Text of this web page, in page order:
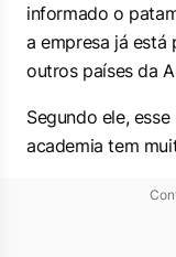
informado o
a empresa já está
outros países da
Segundo ele,
academia tem